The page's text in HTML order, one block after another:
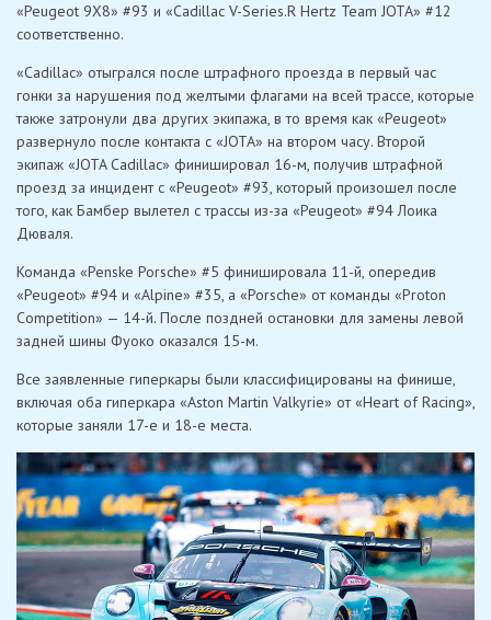
«Peugeot 9X8» #93 и «Cadillac V-Series.R Hertz Team JOTA» #12
соответственно.
«Cadillac» отыгрался после штрафного проезда в первый час
гонки за нарушения под желтыми флагами на всей трассе, которые
также затронули два других экипажа, в то время как «Peugeot»
развернуло после контакта с «JOTA» на втором часу. Второй
экипаж «JOTA Cadillac» финишировал 16-м, получив штрафной
проезд за инцидент с «Peugeot» #93, который произошел после
того, как Бамбер вылетел с трассы из-за «Peugeot» #94 Лоика
Дюваля.
Команда «Penske Porsche» #5 финишировала 11-й, опередив
«Peugeot» #94 и «Alpine» #35, а «Porsche» от команды «Proton
Competition» — 14-й. После поздней остановки для замены левой
задней шины Фуоко оказался 15-м.
Все заявленные гиперкары были классифицированы на финише,
включая оба гиперкара «Aston Martin Valkyrie» от «Heart of Racing»,
которые заняли 17-е и 18-е места.